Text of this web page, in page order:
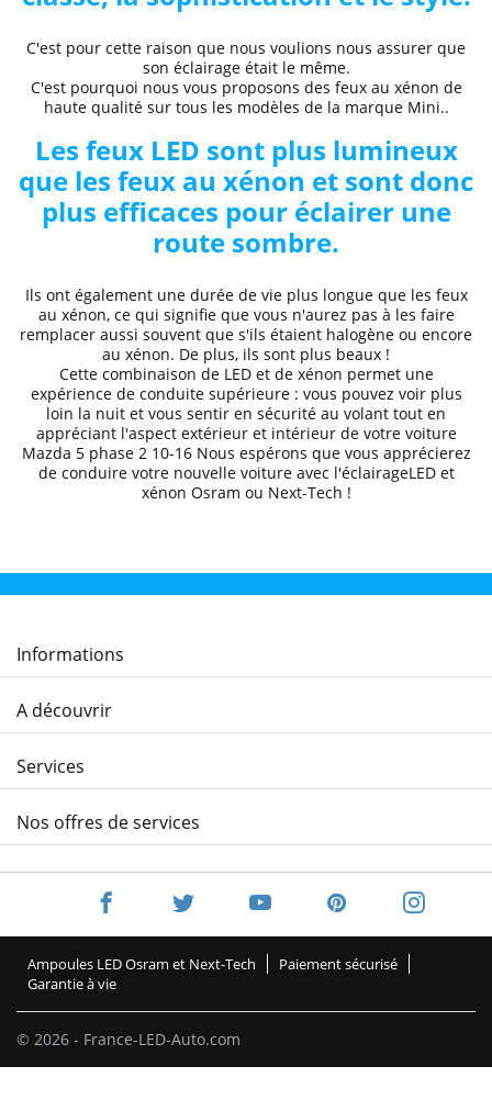
C'est pour cette raison que nous voulions nous assurer que
son éclairage était le même.
C'est pourquoi nous vous proposons des feux au xénon de
haute qualitésur tous les modèles de la marque Mini..
Les feux LED sont plus lumineux
que les feux au xénon et sont donc
plus efficaces pour éclairer une
route sombre.
Ils ont également une durée de vie plus longue que les feux
au xénon, ce qui signifie que vous n'aurez pas à les faire
remplacer aussi souvent que s'ils étaient halogène ou encore
au xénon. De plus, ils sont plus beaux !
Cette combinaison de LED et de xénon permet une
expérience de conduite supérieure: vous pouvez voir plus
loin la nuit et vous sentir en sécurité au volant tout en
appréciant l'aspect extérieur et intérieur de votre voiture
Mazda 5 phase 2 10-16 Nous espérons que vous apprécierez
de conduirevotre nouvelle voiture avec l'éclairageLED et
xénon Osram ou Next-Tech !
Informations
A découvrir
Services
Nos offres de services
© 2026 - France-LED-Auto.com
Ampoules LED Osram et Next-Tech
Paiement sécurisé
Garantie à vie